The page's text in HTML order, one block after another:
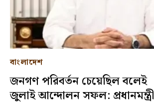
বাংলাদেশ
জনগণ পরিবর্তন চেয়েছিল বলেই
জুলাই আন্দোলন সফল: প্রধানমন্ত্রী